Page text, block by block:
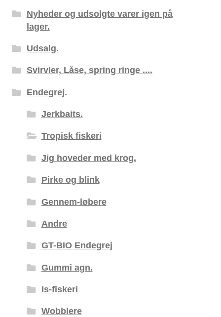
Nyheder og udsolgte varer igen på
lager.
Udsalg.
Svirvler, Låse, spring ringe ....
Endegrej.
Jerkbaits.
Tropisk fiskeri
Jig hoveder med krog.
Pirke og blink
Gennem-løbere
Andre
GT-BIO Endegrej
Gummi agn.
Is-fiskeri
Wobblere